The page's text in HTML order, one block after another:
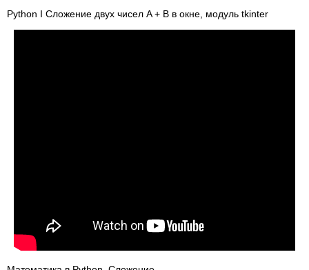
Python I Сложение двух чисел A + B в окне, модуль tkinter